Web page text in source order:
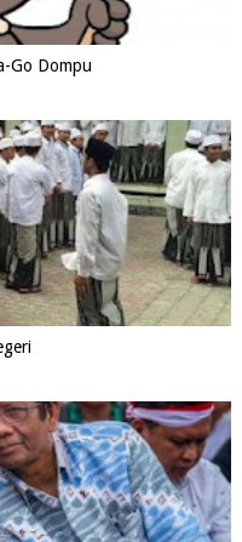
Go Dompu